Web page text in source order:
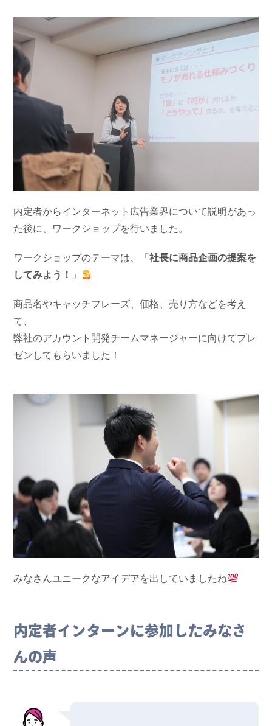
内定者からインターネット広告業界について説明があっ
た後に、ワークショップを行いました。
ワークショップのテーマは、「社長に商品企画の提案を
してみよう！
」
商品名やキャッチフレーズ、価格、売り方などを考え
て、
弊社のアカウント開発チームマネージャーに向けてプレ
ゼンしてもらいました！
みなさんユニークなアイデアを出していましたね
内定者インターンに参加したみなさ
んの声